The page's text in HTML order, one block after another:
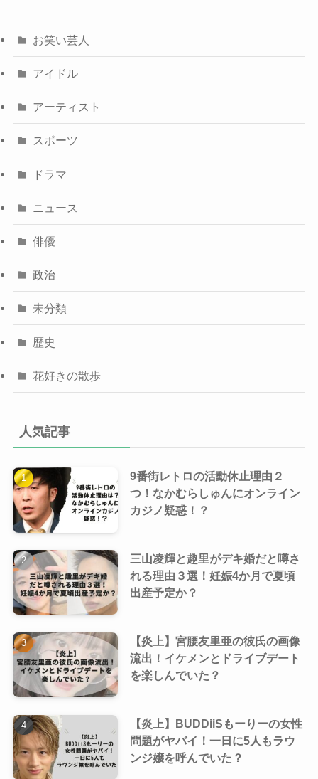
お笑い芸人
アイドル
アーティスト
スポーツ
ドラマ
ニュース
俳優
政治
未分類
歴史
花好きの散歩
人気記事
9番街レトロの活動休止理由２
つ！なかむらしゅんにオンライン
カジノ疑惑！？
三山凌輝と趣里がデキ婚だと噂さ
れる理由３選！妊娠4か月で夏頃
出産予定か？
【炎上】宮腰友里亜の彼氏の画像
流出！イケメンとドライブデート
を楽しんでいた？
【炎上】BUDDiiSもーりーの女性
問題がヤバイ！一日に5人もラウ
ンジ嬢を呼んでいた？